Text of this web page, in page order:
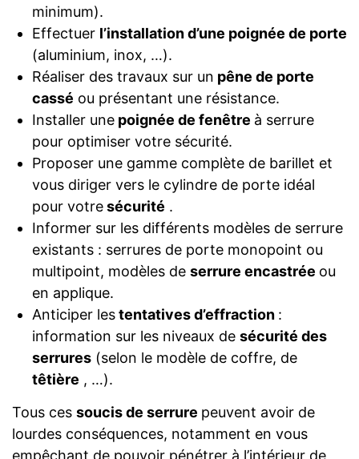
minimum).
Effectuer l’installation d’une poignée de porte
(aluminium, inox, …).
Réaliser des travaux sur un pêne de porte
cassé ou présentant une résistance.
Installer unepoignée de fenêtre à serrure
pour optimiser votre sécurité.
Proposer une gamme complète de barillet et
vous diriger vers le cylindre de porte idéal
pour votresécurité .
Informer sur les différents modèles de serrure
existants : serrures de porte monopoint ou
multipoint, modèles de serrure encastrée ou
en applique.
Anticiper lestentatives d’effraction :
information sur les niveaux de sécurité des
serrures(selon le modèle de coffre, de
têtière , …).
Tous ces soucis de serrure peuvent avoir de
lourdes conséquences, notamment en vous
empêchant de pouvoir pénétrer à l’intérieur de